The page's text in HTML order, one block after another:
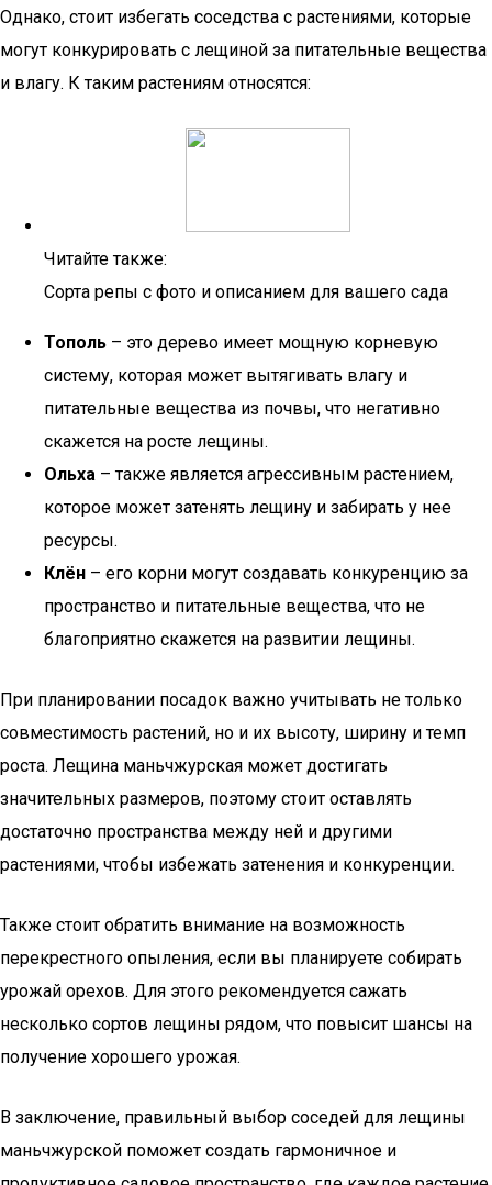
Однако, стоит избегать соседства с растениями, которые
могут конкурировать с лещиной за питательные вещества
и влагу. К таким растениям относятся:
Читайте также:
Сорта репы с фото и описанием для вашего сада
Тополь – это дерево имеет мощную корневую
систему, которая может вытягивать влагу и
питательные вещества из почвы, что негативно
скажется на росте лещины.
Ольха – также является агрессивным растением,
которое может затенять лещину и забирать у нее
ресурсы.
Клён – его корни могут создавать конкуренцию за
пространство и питательные вещества, что не
благоприятно скажется на развитии лещины.
При планировании посадок важно учитывать не только
совместимость растений, но и их высоту, ширину и темп
роста. Лещина маньчжурская может достигать
значительных размеров, поэтому стоит оставлять
достаточно пространства между ней и другими
растениями, чтобы избежать затенения и конкуренции.
Также стоит обратить внимание на возможность
перекрестного опыления, если вы планируете собирать
урожай орехов. Для этого рекомендуется сажать
несколько сортов лещины рядом, что повысит шансы на
получение хорошего урожая.
В заключение, правильный выбор соседей для лещины
маньчжурской поможет создать гармоничное и